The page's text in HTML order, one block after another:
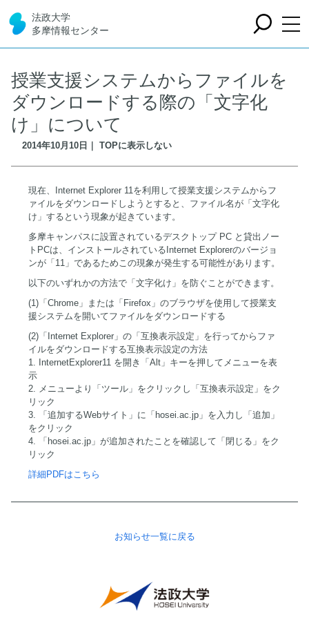
法政大学
多摩情報センター
授業支援システムからファイルを
ダウンロードする際の「文字化
け」について
2014年10月10日｜ TOPに表示しない
現在、Internet Explorer 11を利用して授業支援システムからフ
ァイルをダウンロードしようとすると、ファイル名が「文字化
け」するという現象が起きています。
多摩キャンパスに設置されているデスクトップ PC と貸出ノー
トPCは、インストールされているInternet Explorerのバージョ
ンが「11」であるためこの現象が発生する可能性があります。
以下のいずれかの方法で「文字化け」を防ぐことができます。
(1)「Chrome」または「Firefox」のブラウザを使用して授業支
援システムを開いてファイルをダウンロードする
(2)「Internet Explorer」の「互換表示設定」を行ってからファ
イルをダウンロードする互換表示設定の方法
1. InternetExplorer11 を開き「Alt」キーを押してメニューを表
示
2. メニューより「ツール」をクリックし「互換表示設定」をク
リック
3. 「追加するWebサイト」に「hosei.ac.jp」を入力し「追加」
をクリック
4. 「hosei.ac.jp」が追加されたことを確認して「閉じる」をク
リック
詳細PDFはこちら
お知らせ一覧に戻る